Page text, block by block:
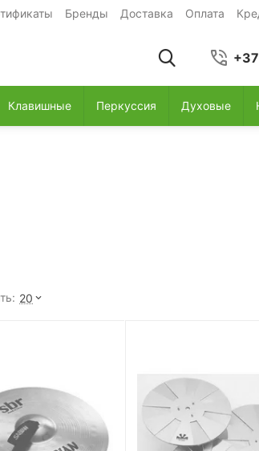
Бренды Доставка Оплата
Клавишные Перкуссия Духовые
20